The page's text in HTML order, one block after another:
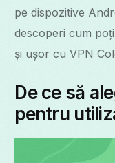
pe dispozitive
descoperi cum
și ușor cu VPN
De ce să
pentru